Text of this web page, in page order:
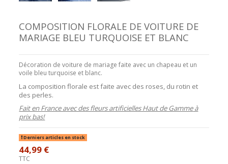
COMPOSITION FLORALE DE VOITURE DE
MARIAGE BLEU TURQUOISE ET BLANC
Décoration de voiture de mariage faite avec un chapeau et un
voile bleu turquoise et blanc.
La composition florale est faite avec des roses, du rotin et
des perles.
Fait en France avec des fleurs artificielles Haut de Gammeà
prix bas!
Derniers articles en stock
44,99 €
TTC